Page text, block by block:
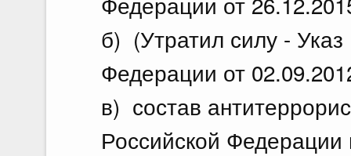
б) (Утратил силу -
Федерации от
в) состав
Российской